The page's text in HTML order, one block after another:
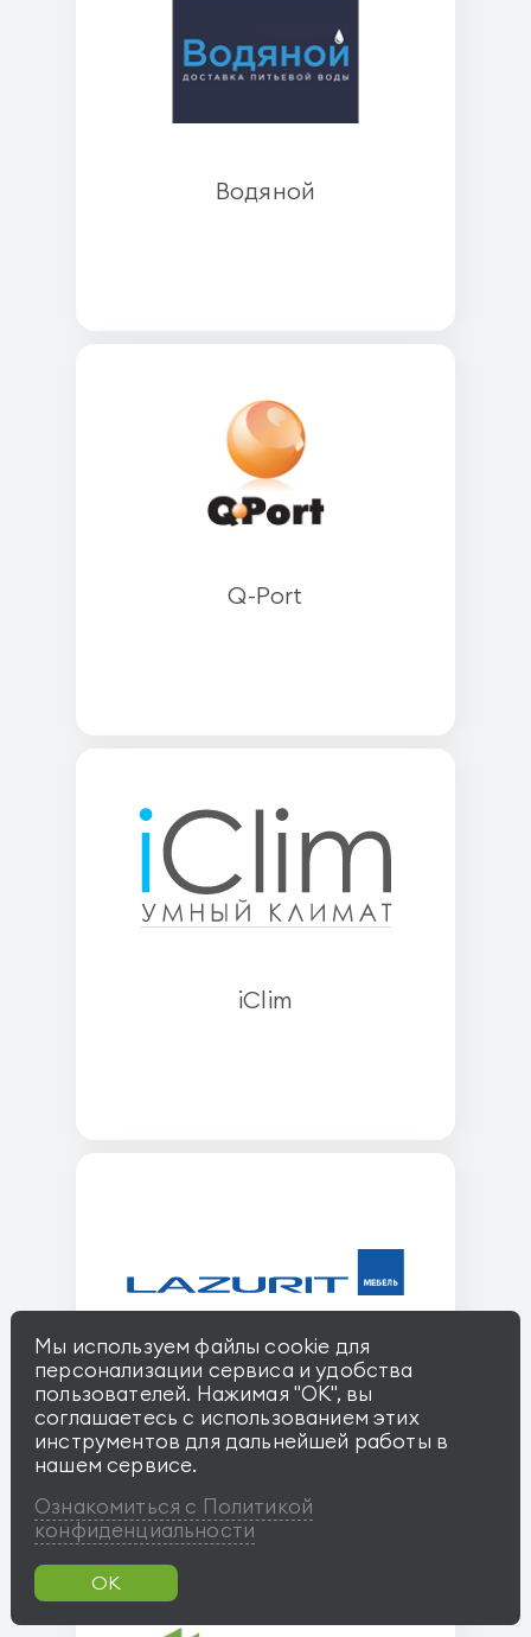
Мы используем файлы cookie для
персонализации сервиса и удобства
пользователей. Нажимая "OK", вы
соглашаетесь с использованием этих
инструментов для дальнейшей работы в
нашем сервисе.
Ознакомиться с Политикой
конфиденциальности
Водяной
Q-Port
iClim
Lazurit